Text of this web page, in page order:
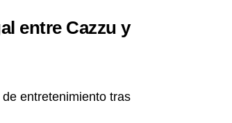
entre Cazzu y
entretenimiento tras